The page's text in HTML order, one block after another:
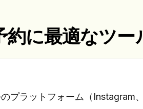
に最適なツー
プラットフォーム（